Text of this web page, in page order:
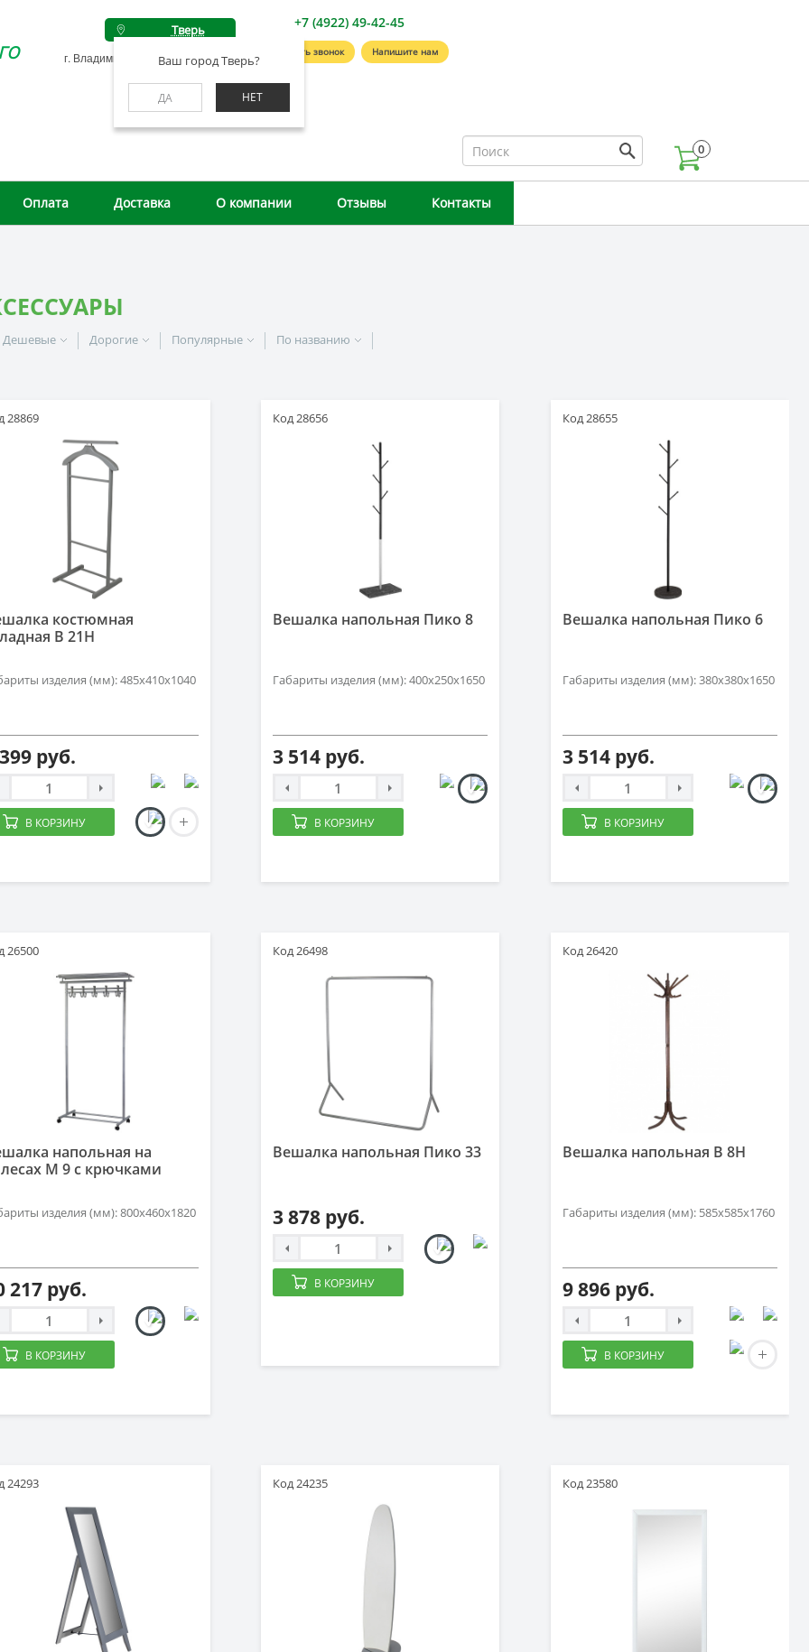
Тверь
Ваш город Тверь?
ДА НЕТ
г. Владимир, ул. Студенческая, д. 4А
+7 (4922) 49-42-45
Заказать звонок Напишите нам
0
Оплата Доставка О компании Отзывы Контакты
Дешевые Дорогие Популярные По названию
28869
костюмная
В 21H
изделия (мм): 485х410х1040
руб.
В КОРЗИНУ
Код 28656
Вешалка напольная Пико 8
Габариты изделия (мм): 400x250x1650
3 514 руб.
В КОРЗИНУ
Код 28655
Вешалка напольная Пико 6
Габариты изделия (мм): 380x380x1650
3 514 руб.
В КОРЗИНУ
26500
напольная на
М 9 с крючками
изделия (мм): 800х460х1820
217 руб.
В КОРЗИНУ
Код 26498
Вешалка напольная Пико 33
3 878 руб.
В КОРЗИНУ
Код 26420
Вешалка напольная B 8H
Габариты изделия (мм): 585x585x1760
9 896 руб.
В КОРЗИНУ
24293 Код 24235 Код 23580